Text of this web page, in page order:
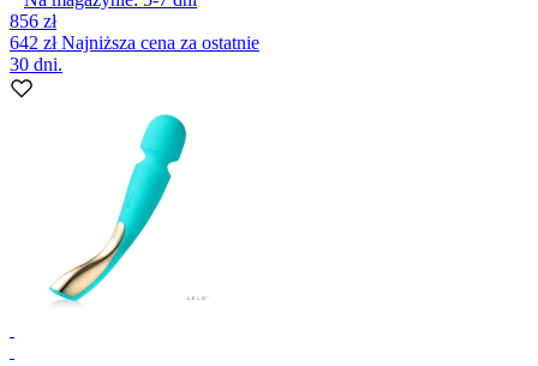
856 zł
642 złNajniższa cena za ostatnie
30 dni.